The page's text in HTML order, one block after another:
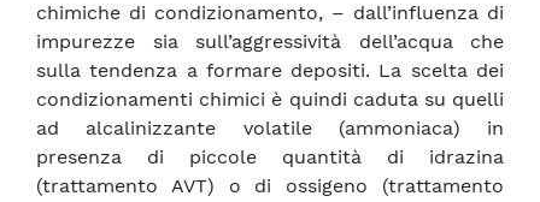
chimiche di condizionamento, – dall’influenza di
impurezze sia sull’aggressività dell’acqua che
sulla tendenza a formare depositi. La scelta dei
condizionamenti chimici è quindi caduta su quelli
ad alcalinizzante volatile (ammoniaca) in
presenza di piccole quantità di idrazina
(trattamento AVT) o di ossigeno (trattamento